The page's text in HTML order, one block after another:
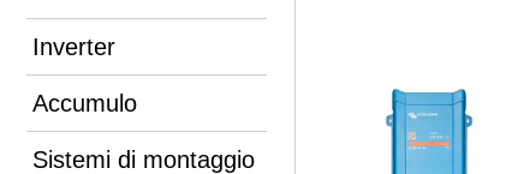
Inverter
Accumulo
Sistemi di montaggio